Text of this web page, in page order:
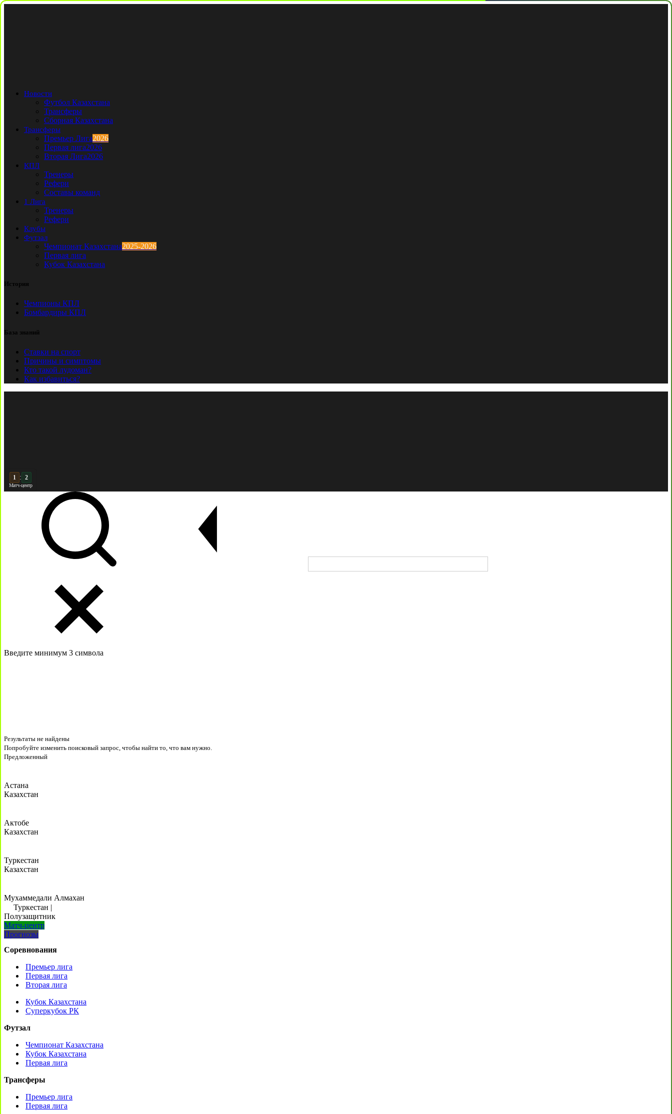
Новости
Футбол Казахстана
Трансферы
Сборная Казахстана
Трансферы
Премьер Лига2026
Первая лига2026
Вторая Лига2026
КПЛ
Тренеры
Рефери
Составы команд
1 Лига
Тренеры
Рефери
Клубы
Футзал
Чемпионат Казахстана2025-2026
Первая лига
Кубок Казахстана
История
Чемпионы КПЛ
Бомбардиры КПЛ
База знаний
Ставки на спорт
Причины и симптомы
Кто такой лудоман?
Как избавиться?
2 : 2
Матч-центр
Введите минимум 3 символа
Результаты не найдены
Попробуйте изменить поисковый запрос, чтобы найти то, что вам нужно.
Предложенный
Астана
Казахстан
Актобе
Казахстан
Туркестан
Казахстан
Мухаммедали Алмахан
Туркестан |
Полузащитник
Матч-центр
Прогнозы
Соревнования
Премьер лига
Первая лига
Вторая лига
Кубок Казахстана
Суперкубок РК
Футзал
Чемпионат Казахстана
Кубок Казахстана
Первая лига
Трансферы
Премьер лига
Первая лига